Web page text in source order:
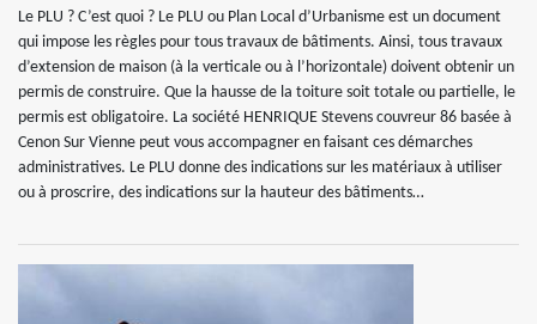
Le PLU ? C’est quoi ? Le PLU ou Plan Local d’Urbanisme est un document
qui impose les règles pour tous travaux de bâtiments. Ainsi, tous travaux
d’extension de maison (à la verticale ou à l’horizontale) doivent obtenir un
permis de construire. Que la hausse de la toiture soit totale ou partielle, le
permis est obligatoire. La société HENRIQUE Stevens couvreur 86 basée à
Cenon Sur Vienne peut vous accompagner en faisant ces démarches
administratives. Le PLU donne des indications sur les matériaux à utiliser
ou à proscrire, des indications sur la hauteur des bâtiments…